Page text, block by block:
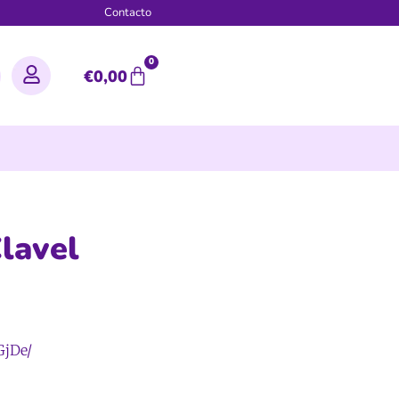
Contacto
€0,00
0